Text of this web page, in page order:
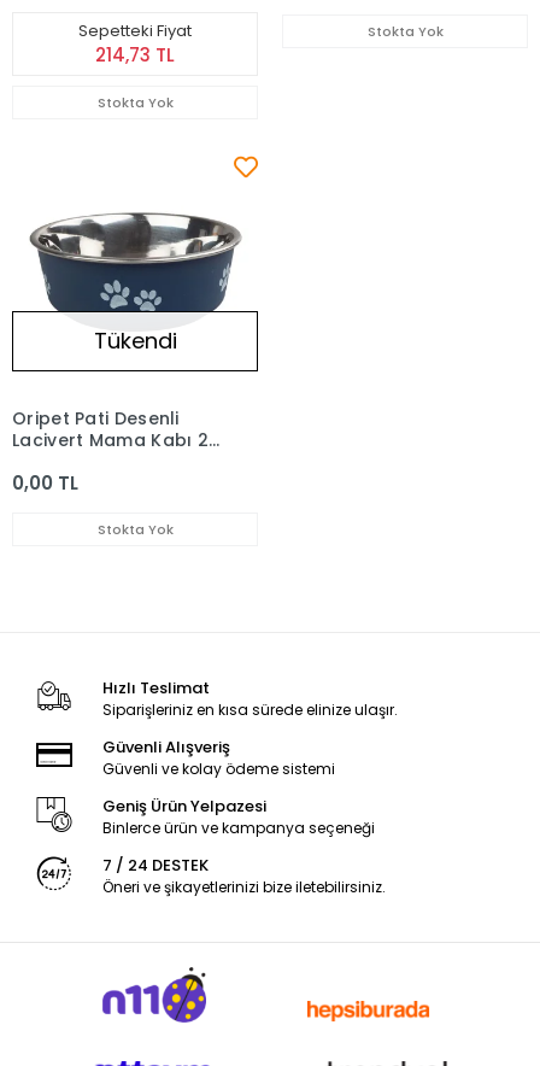
Sepetteki Fiyat
214,73 TL
Stokta Yok
Stokta Yok
Tükendi
Oripet Pati Desenli
Lacivert Mama Kabı 21
0,00 TL
Stokta Yok
Hızlı Teslimat
Siparişleriniz en kısa sürede elinize ulaşır.
Güvenli Alışveriş
Güvenli ve kolay ödeme sistemi
Geniş Ürün Yelpazesi
Binlerce ürün ve kampanya seçeneği
7 / 24 DESTEK
Öneri ve şikayetlerinizi bize iletebilirsiniz.